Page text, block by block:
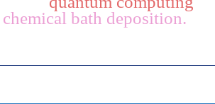
chemical bath deposition.